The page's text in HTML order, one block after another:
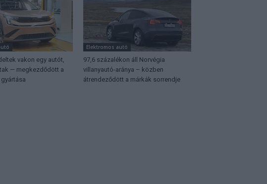
vakon egy autót,
— megkezdődött a
Elektromos autó
97,6 százalékon áll Norvégia
villanyautó-aránya – közben
átrendeződött a márkák sorrendje